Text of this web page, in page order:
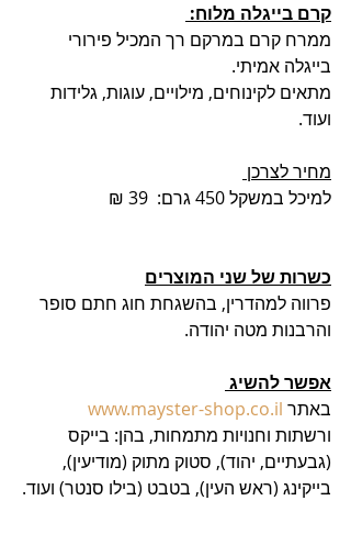
קרם בייגלה מלוח:
ממרח קרם במרקם רך המכיל פירורי
בייגלה אמיתי.
מתאים לקינוחים, מילויים, עוגות, גלידות
ועוד.
מחיר לצרכן
למיכל במשקל 450 גרם:  39 ₪
כשרות של שני המוצרים
פרווה למהדרין, בהשגחת חוג חתם סופר
והרבנות מטה יהודה.
אפשר להשיג
באתר www.mayster-shop.co.il
ורשתות וחנויות מתמחות, בהן: בייקס
(גבעתיים, יהוד), סטוק מתוק (מודיעין),
בייקינג (ראש העין), בטבט (בילו סנטר) ועוד.